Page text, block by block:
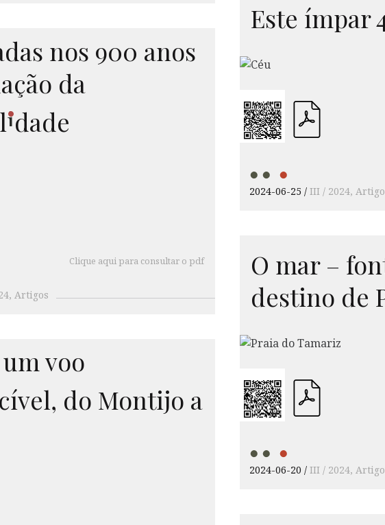
Este ímpar
2024-06-25 III / 2024
nos 900 anos
da
idade
Clique aqui para consultar o pdf
Artigos
O mar –
destino de
2024-06-20 III / 2024
voo
ível, do Montijo a